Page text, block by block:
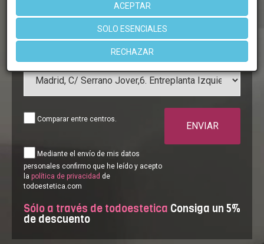
ACEPTAR
SOLO ESENCIALES
RECHAZAR
Comparar entre centros.
Mediante el envío de mis datos
personales confirmo que he leído y acepto
la política de privacidad de
todoestetica.com
ENVIAR
Sólo a través de todoestetica Consiga un 5%
de descuento